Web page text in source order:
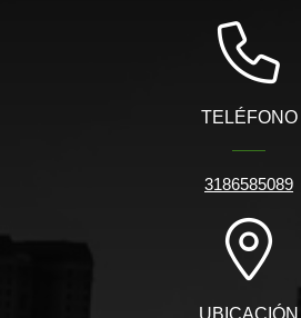
TELÉFONO
3186585089